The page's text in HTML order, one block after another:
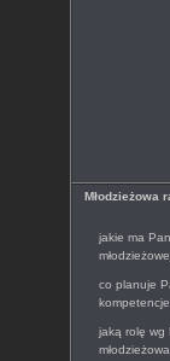
Młodzieżowa
jakie ma
co planuje
kompetencje
jaką rolę wg